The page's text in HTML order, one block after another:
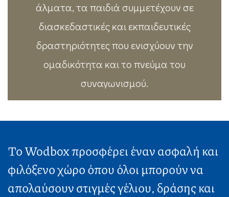
άλματα, τα παιδιά συμμετέχουν σε
διασκεδαστικές και εκπαιδευτικές
δραστηριότητες που ενισχύουν την
ομαδικότητα και το πνεύμα του
συναγωνισμού.
Το Wodbox προσφέρει έναν ασφαλή και
φιλόξενο χώρο όπου όλοι μπορούν να
απολαύσουν στιγμές γέλιου, δράσης και